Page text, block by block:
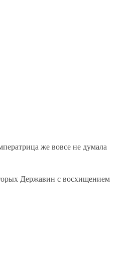
же вовсе не думала
Державин с восхищением